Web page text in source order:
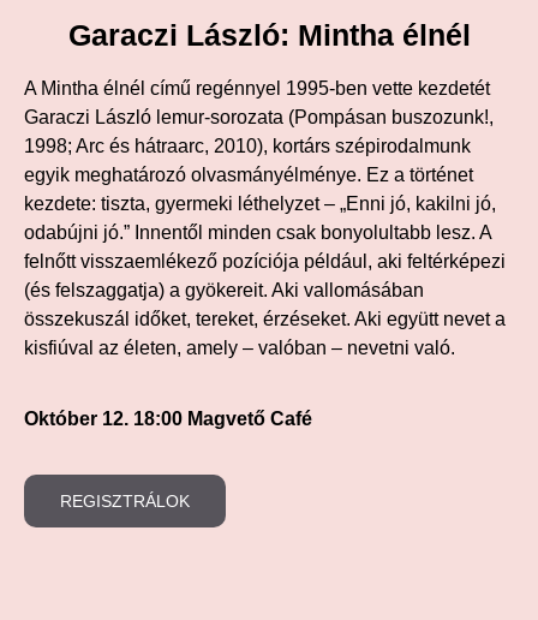
Garaczi László: Mintha élnél
A Mintha élnél című regénnyel 1995-ben vette kezdetét
Garaczi László lemur-sorozata (Pompásan buszozunk!,
1998; Arc és hátraarc, 2010), kortárs szépirodalmunk
egyik meghatározó olvasmányélménye. Ez a történet
kezdete: tiszta, gyermeki léthelyzet – „Enni jó, kakilni jó,
odabújni jó.” Innentől minden csak bonyolultabb lesz. A
felnőtt visszaemlékező pozíciója például, aki feltérképezi
(és felszaggatja) a gyökereit. Aki vallomásában
összekuszál időket, tereket, érzéseket. Aki együtt nevet a
kisfiúval az életen, amely – valóban – nevetni való.
Október 12. 18:00 Magvető Café
REGISZTRÁLOK